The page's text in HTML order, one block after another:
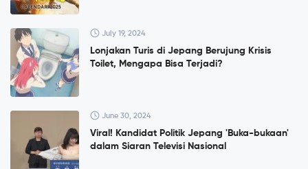
July 19, 2024
Lonjakan Turis di Jepang Berujung Krisis
Toilet, Mengapa Bisa Terjadi?
June 30, 2024
Viral! Kandidat Politik Jepang 'Buka-bukaan'
dalam Siaran Televisi Nasional